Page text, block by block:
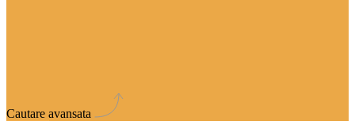
Cautare avansata